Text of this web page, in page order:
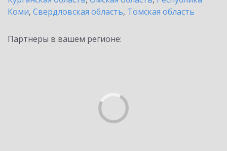
Коми, Свердловская область, Томская область
Партнеры в вашем регионе: